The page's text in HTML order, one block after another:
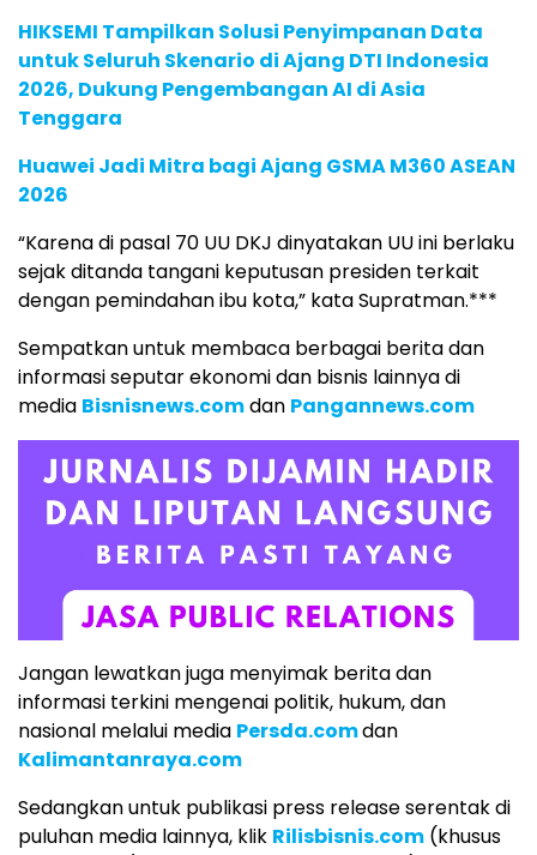
HIKSEMI Tampilkan Solusi Penyimpanan Data
untuk Seluruh Skenario di Ajang DTI Indonesia
2026, Dukung Pengembangan AI di Asia
Tenggara
Huawei Jadi Mitra bagi Ajang GSMA M360 ASEAN
2026
“Karena di pasal 70 UU DKJ dinyatakan UU ini berlaku
sejak ditanda tangani keputusan presiden terkait
dengan pemindahan ibu kota,” kata Supratman.***
Sempatkan untuk membaca berbagai berita dan
informasi seputar ekonomi dan bisnis lainnya di
media Bisnisnews.comdan Pangannews.com
Jangan lewatkan juga menyimak berita dan
informasi terkini mengenai politik, hukum, dan
nasional melalui media Persda.comdan
Kalimantanraya.com
Sedangkan untuk publikasi press release serentak di
puluhan media lainnya, klik Rilisbisnis.com (khusus